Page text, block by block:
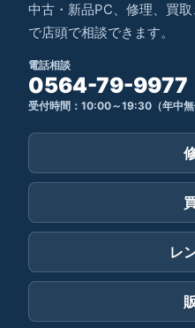
中古・新品PC、修理、買
で店頭で相談できます。
電話相談
0564-79-9977
受付時間：10:00～19:30（年中無
レ